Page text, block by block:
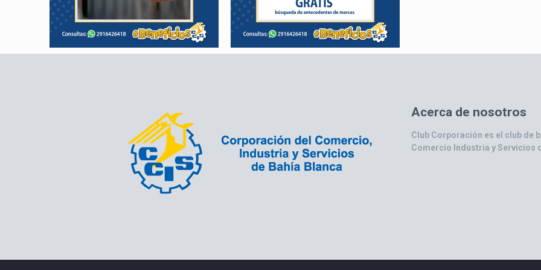
Acerca de nosotros
Club Corporación es el club de
Comercio Industria y Servicios